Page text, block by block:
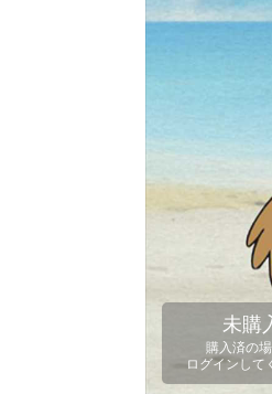
未購
購入済の
ログインして